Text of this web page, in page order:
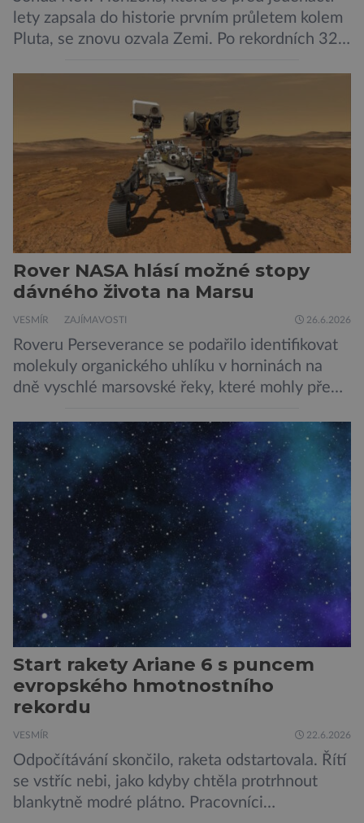
lety zapsala do historie prvním průletem kolem
Pluta, se znovu ozvala Zemi. Po rekordních 321
podle NASA je ve výtečném stavu. Nyní ji čeká
další etapa její mise, jejíž ambicí je přinést
dosud nejpodrobnější […]
Rover NASA hlásí možné stopy
dávného života na Marsu
VESMÍR ZAJÍMAVOSTI 26.6.2026
Roveru Perseverance se podařilo identifikovat
molekuly organického uhlíku v horninách na
dně vyschlé marsovské řeky, které mohly před
Svědčí snad o dávném životě na planetě?
Měření provedená přístrojem Sherloc,
umístěném na roveru Perseverance,
identifikovala organický uhlík v jílovcích z
výchozů, což jsou vyhaslé podzemní lávové
proudy vystupující na povrch, sopky […]
Start rakety Ariane 6 s puncem
evropského hmotnostního
rekordu
VESMÍR 22.6.2026
Odpočítávání skončilo, raketa odstartovala. Řítí
se vstříc nebi, jako kdyby chtěla protrhnout
blankytně modré plátno. Pracovníci